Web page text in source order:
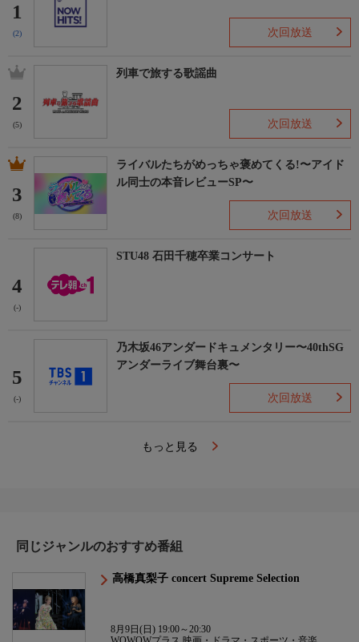
1
(2) 次回放送
2
(5)
列車で旅する歌謡曲
次回放送
3
(8)
ライバルたちがめっちゃ褒めてくる!〜アイド
ル同士の本音レビューSP〜
次回放送
4
(-)
STU48 石田千穂卒業コンサート
5
(-)
乃木坂46アンダードキュメンタリー〜40thSG
アンダーライブ舞台裏〜
次回放送
もっと見る
同じジャンルのおすすめ番組
高橋真梨子 concert Supreme Selection
8月9日(日) 19:00～20:30